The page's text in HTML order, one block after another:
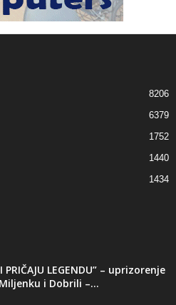
8206
6379
1752
1440
1434
PRIČAJU LEGENDU” – uprizorenje
i Dobrili –...